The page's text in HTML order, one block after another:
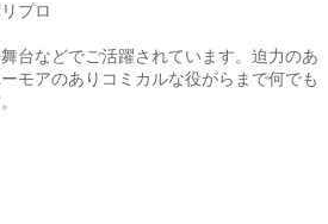
プロ
台などでご活躍されています。迫力のあ
モアのありコミカルな役がらまで何でも